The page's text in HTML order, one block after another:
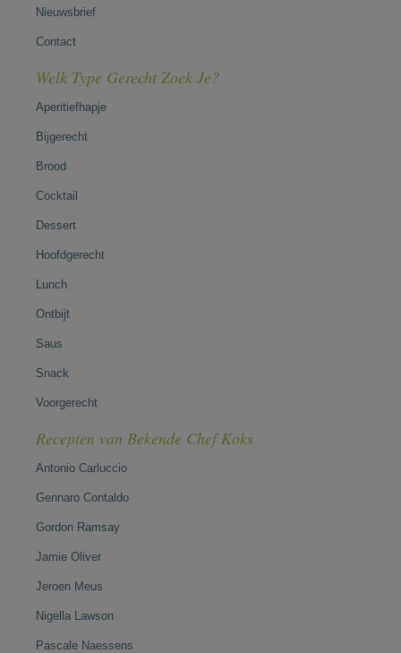
Nieuwsbrief
Contact
Welk Type Gerecht Zoek Je?
Aperitiefhapje
Bijgerecht
Brood
Cocktail
Dessert
Hoofdgerecht
Lunch
Ontbijt
Saus
Snack
Voorgerecht
Recepten van Bekende Chef Koks
Antonio Carluccio
Gennaro Contaldo
Gordon Ramsay
Jamie Oliver
Jeroen Meus
Nigella Lawson
Pascale Naessens